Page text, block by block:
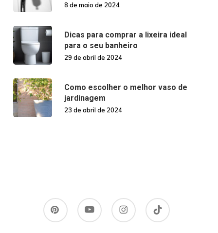
8 de maio de 2024
Dicas para comprar a lixeira ideal
para o seu banheiro
29 de abril de 2024
Como escolher o melhor vaso de
jardinagem
23 de abril de 2024
pinterest youtube instagram tiktok